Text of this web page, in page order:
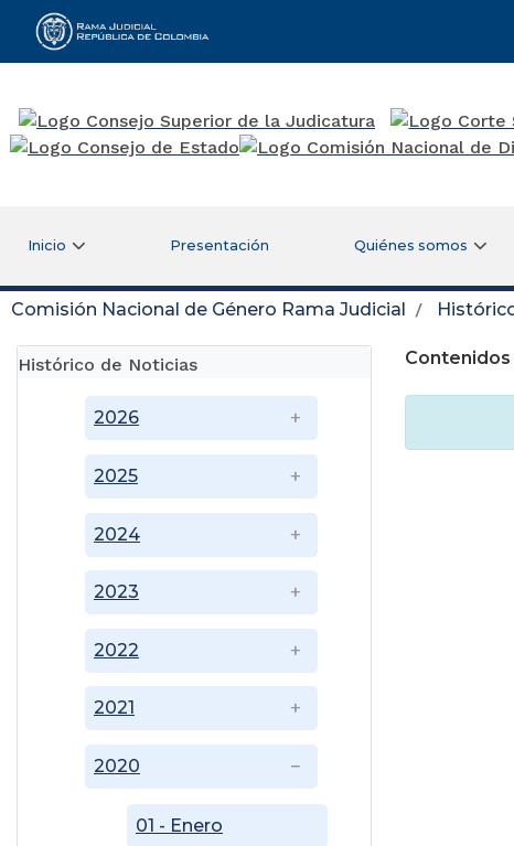
Rama Judicial
Inicio Presentación Quiénes somos
Comisión Nacional de Género Rama Judicial
Histórico de Noticias
2020
01 - Enero
2021
2022
2023
2024
2025
2026